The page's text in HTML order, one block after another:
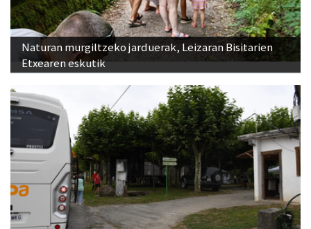
Naturan murgiltzeko jarduerak, Leizaran Bisitarien
Etxearen eskutik